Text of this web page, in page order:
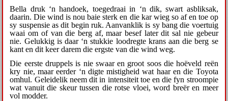
Bella druk ‘n handoek, toegedraai in ‘n dik, swart asbliksak,
daarin. Die wind is nou baie sterk en die kar wieg so af en toe op
sy suspensie as dit begin ruk. Aanvanklik is sy bang die voertuig
waai om of van die berg af, maar besef later dit sal nie gebeur
nie. Gelukkig is daar ‘n stukkie loodregte krans aan die berg se
kant en dit keer darem die ergste van die wind weg.
Die eerste druppels is nie swaar en groot soos die hoëveld reën
kry nie, maar eerder ‘n digte mistigheid wat haar en die Toyota
omhul. Geleidelik neem dit in intensiteit toe en die fyn stroompie
wat vanuit die skeur tussen die rotse vloei, word breër en meer
vol modder.